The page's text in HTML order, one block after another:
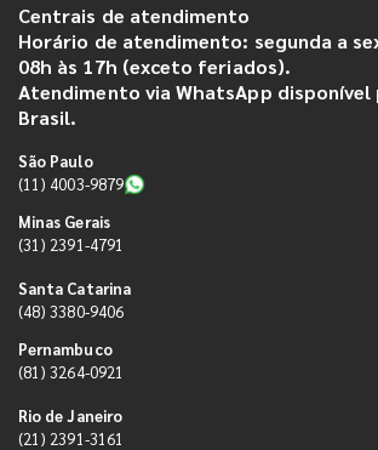
Centrais de atendimento
Horário de atendimento: segunda a
08h às 17h (exceto feriados).
Atendimento via WhatsApp
Brasil.
São Paulo
(11) 4003-9879
Minas Gerais
(31) 2391-4791
Santa Catarina
(48) 3380-9406
Pernambuco
(81) 3264-0921
Rio de Janeiro
(21) 2391-3161